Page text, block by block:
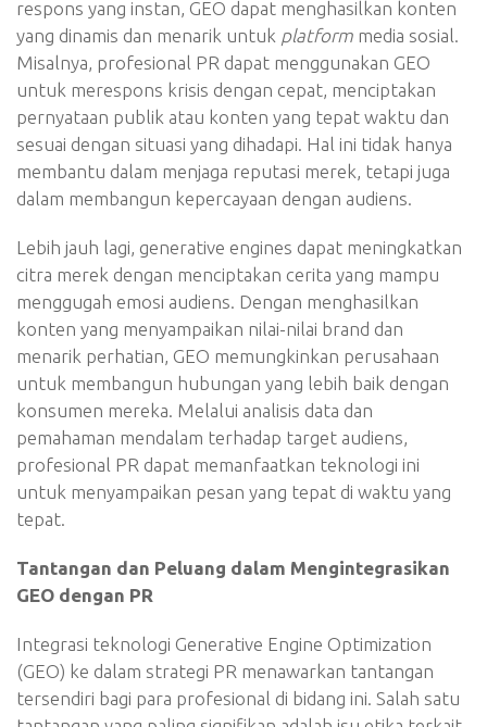
respons yang instan, GEO dapat menghasilkan konten
yang dinamis dan menarik untuk platform media sosial.
Misalnya, profesional PR dapat menggunakan GEO
untuk merespons krisis dengan cepat, menciptakan
pernyataan publik atau konten yang tepat waktu dan
sesuai dengan situasi yang dihadapi. Hal ini tidak hanya
membantu dalam menjaga reputasi merek, tetapi juga
dalam membangun kepercayaan dengan audiens.
Lebih jauh lagi, generative engines dapat meningkatkan
citra merek dengan menciptakan cerita yang mampu
menggugah emosi audiens. Dengan menghasilkan
konten yang menyampaikan nilai-nilai brand dan
menarik perhatian, GEO memungkinkan perusahaan
untuk membangun hubungan yang lebih baik dengan
konsumen mereka. Melalui analisis data dan
pemahaman mendalam terhadap target audiens,
profesional PR dapat memanfaatkan teknologi ini
untuk menyampaikan pesan yang tepat di waktu yang
tepat.
Tantangan dan Peluang dalam Mengintegrasikan
GEO dengan PR
Integrasi teknologi Generative Engine Optimization
(GEO) ke dalam strategi PR menawarkan tantangan
tersendiri bagi para profesional di bidang ini. Salah satu